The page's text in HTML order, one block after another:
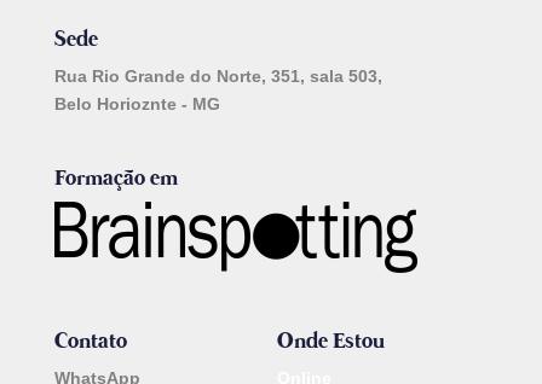
Sede
Rua Rio Grande do Norte, 351, sala 503,
Belo Horioznte - MG
Formação em
Contato
WhatsApp
Onde Estou